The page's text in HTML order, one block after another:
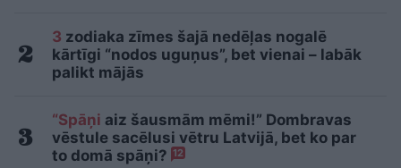
3 zodiaka zīmes šajā nedēļas nogalē
kārtīgi “nodos uguņus”, bet vienai – labāk
palikt mājās
“Spāņi aiz šausmām mēmi!” Dombravas
vēstule sacēlusi vētru Latvijā, bet ko par
to domā spāņi? 12